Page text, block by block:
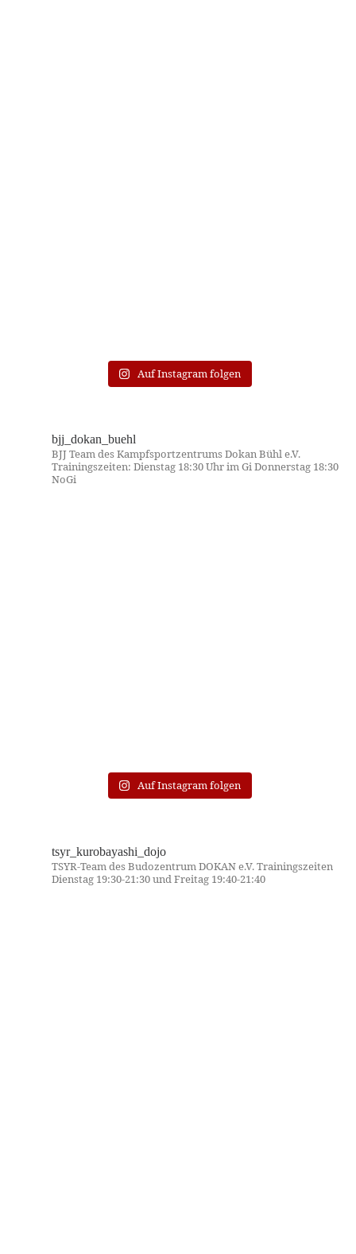
Auf Instagram folgen
bjj_dokan_buehl
BJJ Team des Kampfsportzentrums Dokan Bühl e.V.
Trainingszeiten: Dienstag 18:30 Uhr im GiDonnerstag 18:30
NoGi
Auf Instagram folgen
tsyr_kurobayashi_dojo
TSYR-Team des Budozentrum DOKAN e.V. Trainingszeiten
Dienstag 19:30-21:30 und Freitag 19:40-21:40